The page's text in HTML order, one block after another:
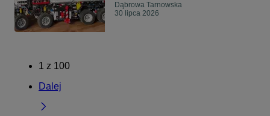
Dąbrowa Tarnowska
30 lipca 2026
1 z 100
Dalej